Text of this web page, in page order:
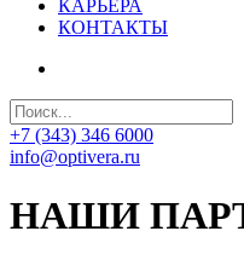
КАРЬЕРА
КОНТАКТЫ
+7 (343) 346 6000
info@optivera.ru
НАШИ